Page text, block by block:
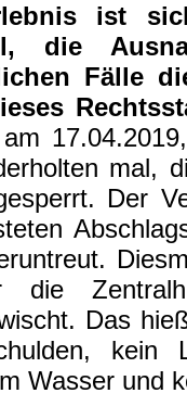
ist
die
Fälle
mal,
Der
Das
kein
Wasser und